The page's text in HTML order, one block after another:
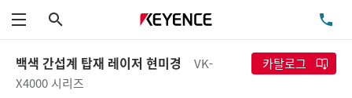
메뉴
백색 간섭계 탑재 레이저 현미경
VK-
X4000 시리즈
카탈로그